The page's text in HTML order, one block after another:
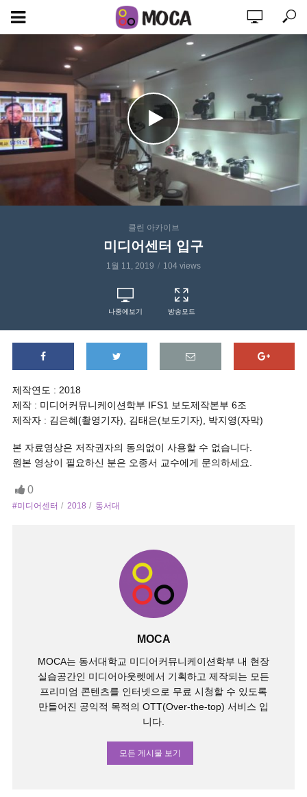
클린 아카이브
미디어센터 입구
1월 11, 2019 104 views
나중에보기 방송모드
제작연도 : 2018
제작 : 미디어커뮤니케이션학부 IFS1 보도제작본부 6조
제작자 : 김은혜(촬영기자), 김태은(보도기자), 박지영(자막)
본 자료영상은 저작권자의 동의없이 사용할 수 없습니다.
원본 영상이 필요하신 분은 오종서 교수에게 문의하세요.
0
#미디어센터 2018 동서대
MOCA
MOCA는 동서대학교 미디어커뮤니케이션학부 내 현장
실습공간인 미디어아웃렛에서 기획하고 제작되는 모든
프리미엄 콘텐츠를 인터넷으로 무료 시청할 수 있도록
만들어진 공익적 목적의 OTT(Over-the-top) 서비스 입
니다.
모든 게시물 보기